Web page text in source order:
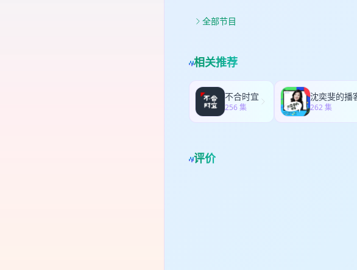
生物生存指南》梦妮、《
会。 这是英国首次中文
够复制声音、生成内容的
式、以及声音媒介的未
全部节目
相关推荐
不合时宜
256 集
沈奕斐的播
262 集
评价